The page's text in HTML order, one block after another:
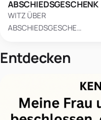
ABSCHIEDSGESCHENK
WITZ ÜBER
ABSCHIEDSGESCHE…
Entdecken